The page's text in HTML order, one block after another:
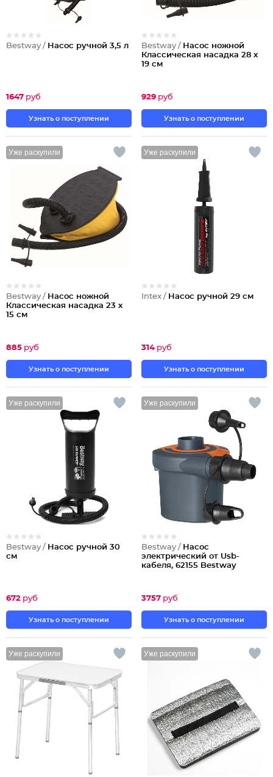
Bestway / Насос ручной 3,5 л
1647 руб
Узнать о поступлении
Bestway / Насос ножной
Классическая насадка 28 х
19 см
929 руб
Узнать о поступлении
Уже раскупили
Bestway / Насос ножной
Классическая насадка 23 х
15 см
885 руб
Узнать о поступлении
Уже раскупили
Intex / Насос ручной 29 см
314 руб
Узнать о поступлении
Уже раскупили
Bestway / Насос ручной 30
см
672 руб
Узнать о поступлении
Уже раскупили
Bestway / Насос
электрический от Usb-
кабеля, 62155 Bestway
3757 руб
Узнать о поступлении
Уже раскупили Уже раскупили